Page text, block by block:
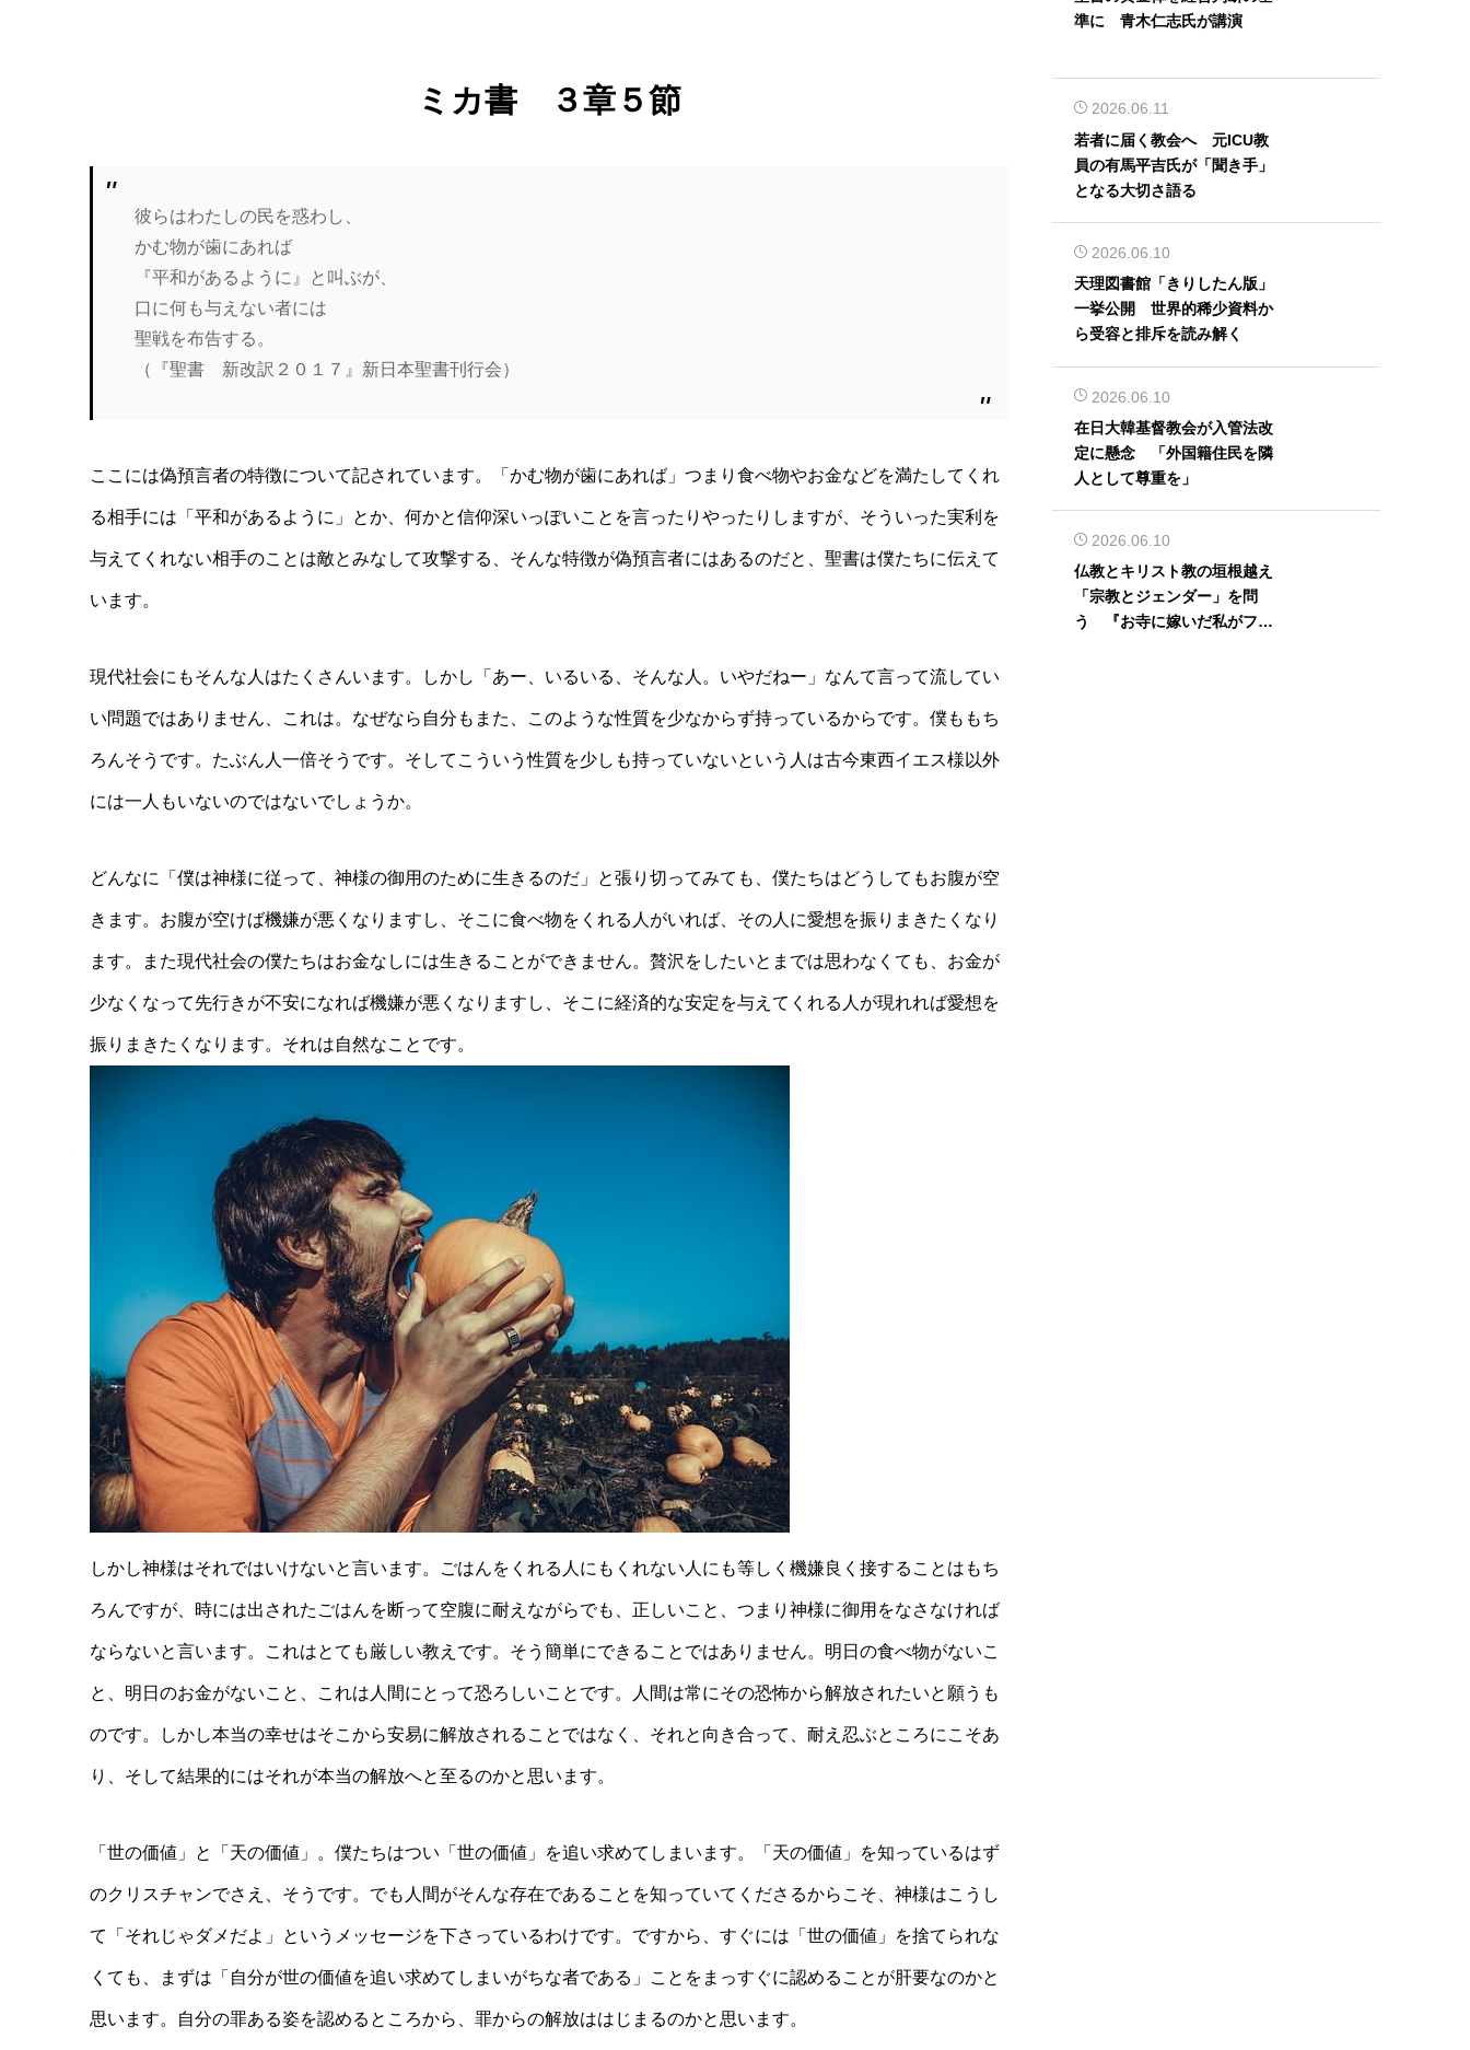
ミカ書 ３章５節
彼らはわたしの民を惑わし、
かむ物が歯にあれば
『平和があるように』と叫ぶが、
口に何も与えない者には
聖戦を布告する。
（『聖書 新改訳２０１７』新日本聖書刊行会）
ここには偽預言者の特徴について記されています。「かむ物が歯にあれば」つまり食べ物やお金などを満たしてくれ
る相手には「平和があるように」とか、何かと信仰深いっぽいことを言ったりやったりしますが、そういった実利を
与えてくれない相手のことは敵とみなして攻撃する、そんな特徴が偽預言者にはあるのだと、聖書は僕たちに伝えて
います。
現代社会にもそんな人はたくさんいます。しかし「あー、いるいる、そんな人。いやだねー」なんて言って流してい
い問題ではありません、これは。なぜなら自分もまた、このような性質を少なからず持っているからです。僕ももち
ろんそうです。たぶん人一倍そうです。そしてこういう性質を少しも持っていないという人は古今東西イエス様以外
には一人もいないのではないでしょうか。
どんなに「僕は神様に従って、神様の御用のために生きるのだ」と張り切ってみても、僕たちはどうしてもお腹が空
きます。お腹が空けば機嫌が悪くなりますし、そこに食べ物をくれる人がいれば、その人に愛想を振りまきたくなり
ます。また現代社会の僕たちはお金なしには生きることができません。贅沢をしたいとまでは思わなくても、お金が
少なくなって先行きが不安になれば機嫌が悪くなりますし、そこに経済的な安定を与えてくれる人が現れれば愛想を
振りまきたくなります。それは自然なことです。
しかし神様はそれではいけないと言います。ごはんをくれる人にもくれない人にも等しく機嫌良く接することはもち
ろんですが、時には出されたごはんを断って空腹に耐えながらでも、正しいこと、つまり神様に御用をなさなければ
ならないと言います。これはとても厳しい教えです。そう簡単にできることではありません。明日の食べ物がないこ
と、明日のお金がないこと、これは人間にとって恐ろしいことです。人間は常にその恐怖から解放されたいと願うも
のです。しかし本当の幸せはそこから安易に解放されることではなく、それと向き合って、耐え忍ぶところにこそあ
り、そして結果的にはそれが本当の解放へと至るのかと思います。
「世の価値」と「天の価値」。僕たちはつい「世の価値」を追い求めてしまいます。「天の価値」を知っているはず
のクリスチャンでさえ、そうです。でも人間がそんな存在であることを知っていてくださるからこそ、神様はこうし
て「それじゃダメだよ」というメッセージを下さっているわけです。ですから、すぐには「世の価値」を捨てられな
くても、まずは「自分が世の価値を追い求めてしまいがちな者である」ことをまっすぐに認めることが肝要なのかと
思います。自分の罪ある姿を認めるところから、罪からの解放ははじまるのかと思います。
準に 青木仁志氏が講演
2026.06.11
若者に届く教会へ 元ICU教
員の有馬平吉氏が「聞き手」
となる大切さ語る
2026.06.10
天理図書館「きりしたん版」
一挙公開 世界的稀少資料か
ら受容と排斥を読み解く
2026.06.10
在日大韓基督教会が入管法改
定に懸念 「外国籍住民を隣
人として尊重を」
2026.06.10
仏教とキリスト教の垣根越え
「宗教とジェンダー」を問
う 『お寺に嫁いだ私がフェ